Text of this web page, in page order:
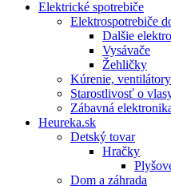
Elektrické spotrebiče
Elektrospotrebiče
Dalšie
Vysávače
Žehličky
Kúrenie,
Starostlivosť o
Zábavná
Heureka.sk
Detský tovar
Hračky
Dom a záhrada